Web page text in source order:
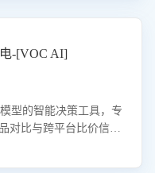
-[VOC AI]
型的智能决策工具，专
对比与跨平台比价信
分析消费者的比价行